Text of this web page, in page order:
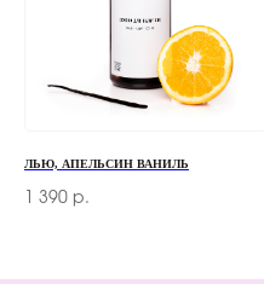
ЛЬЮ, АПЕЛЬСИН ВАНИЛЬ
1 390 р.
+7 (966) 077-55-50
Г. МОСКВА, ДЕРБЕНЕВСКАЯ
НАБЕРЕЖНАЯ, Д. 7, СТР. 2